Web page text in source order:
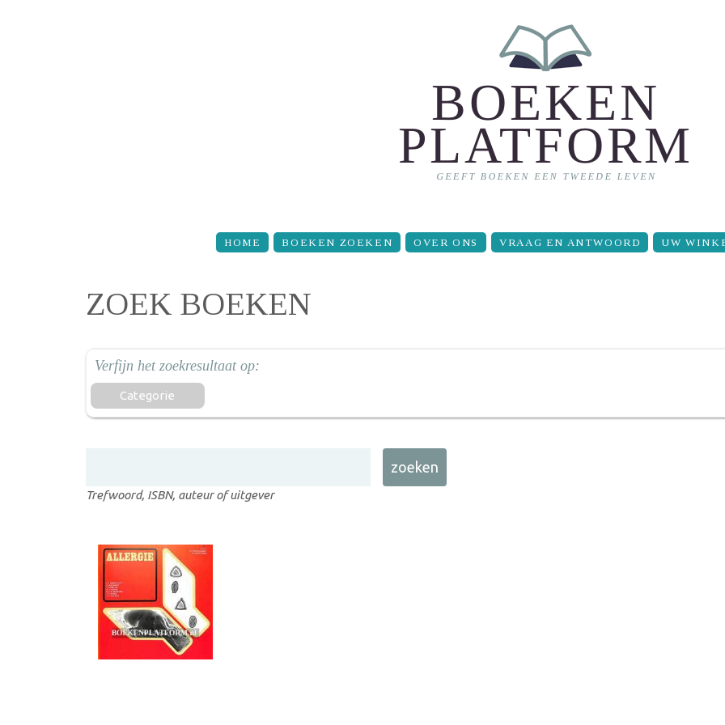
HOME BOEKEN ZOEKEN OVER ONS VRAAG EN ANTWOORD UW
ZOEK BOEKEN
Categorie
Trefwoord, ISBN, auteur of uitgever